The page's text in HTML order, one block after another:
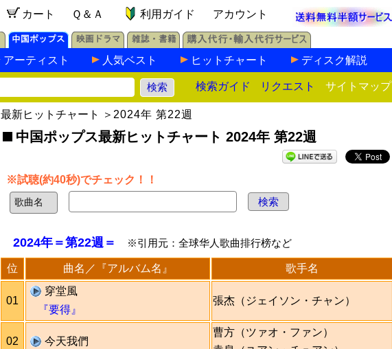
カート Ｑ＆Ａ 利用ガイド アカウント
アーティスト 人気ベスト ヒットチャート ディスク解説
検索ガイド リクエスト サイトマップ
最新ヒットチャート ＞ 2024年 第22週
中国ポップス最新ヒットチャート 2024年 第22週
※試聴(約40秒)でチェック！！
2024年＝第22週＝ ※引用元：全球华人歌曲排行榜など
位 曲名／『アルバム名』 歌手名
01
穿堂風
『要得』
張杰（ジェイソン・チャン）
02 今天我們
曹方（ツァオ・ファン）